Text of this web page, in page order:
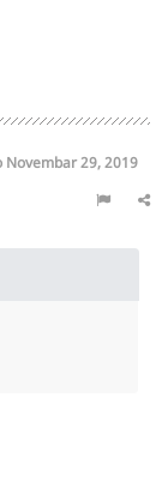
Novembar 29, 2019